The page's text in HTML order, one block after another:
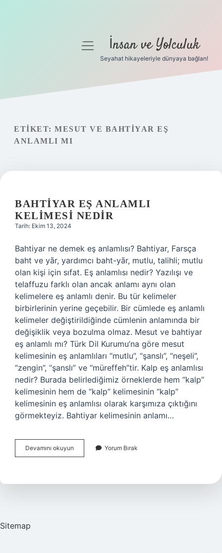
Gizlilik Politikası
Hakkımızda
menüyü İnsan ve Yolculuk
Seyahat hikayeleriyle dünyaya bağlan!
ETIKET: MESUT VE BAHTIYAR EŞ
ANLAMLI MI
BAHTIYAR EŞ ANLAMLI
KELIMESI NEDIR
Tarih: Ekim 13, 2024
Bahtiyar ne demek eş anlamlısı? Bahtiyar, Farsça
baht ve yār, yardımcı baht-yār, mutlu, talihli; mutlu
olan kişi için sıfat. Eş anlamlısı nedir? Yazılışı ve
telaffuzu farklı olan ancak anlamı aynı olan
kelimelere eş anlamlı denir. Bu tür kelimeler
birbirlerinin yerine geçebilir. Bir cümlede eş anlamlı
kelimeler değiştirildiğinde cümlenin anlamında bir
değişiklik veya bozulma olmaz. Mesut ve bahtiyar
eş anlamlı mı? Türk Dil Kurumu’na göre mesut
kelimesinin eş anlamlıları “mutlu”, “şanslı”, “neşeli”,
“zengin”, “şanslı” ve “müreffeh”tir. Kalp eş anlamlısı
nedir? Burada belirlediğimiz örneklerde hem “kalp”
kelimesinin hem de “kalp” kelimesinin “kalp”
kelimesinin eş anlamlısı olarak karşımıza çıktığını
görmekteyiz. Bahtiyar kelimesinin anlamı…
Devamını okuyun Bahtiyar
Eş
Nedir
Yorum Bırak
Sitemap